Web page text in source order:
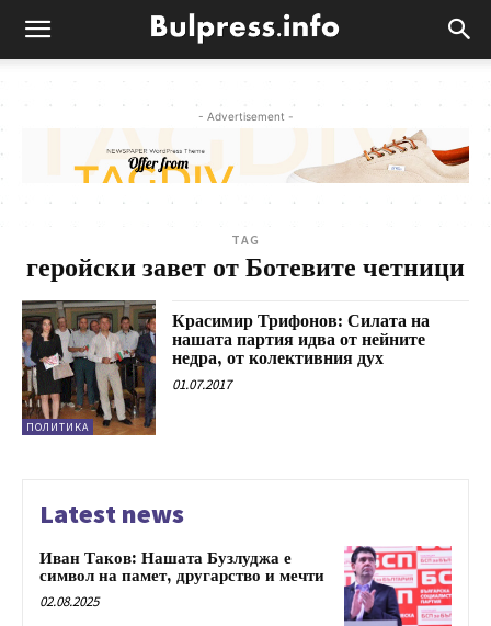
- Advertisement -
TAG
геройски завет от Ботевите четници
ПОЛИТИКА
Красимир Трифонов: Силата на
нашата партия идва от нейните
недра, от колективния дух
01.07.2017
Latest news
Иван Таков: Нашата Бузлуджа е
символ на памет, другарство и мечти
02.08.2025